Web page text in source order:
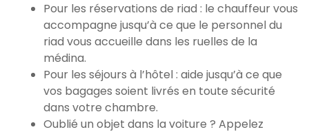
Pour les réservations de riad : le chauffeur vous
accompagne jusqu’à ce que le personnel du
riad vous accueille dans les ruelles de la
médina.
Pour les séjours à l’hôtel : aide jusqu’à ce que
vos bagages soient livrés en toute sécurité
dans votre chambre.
Oublié un objet dans la voiture ? Appelez